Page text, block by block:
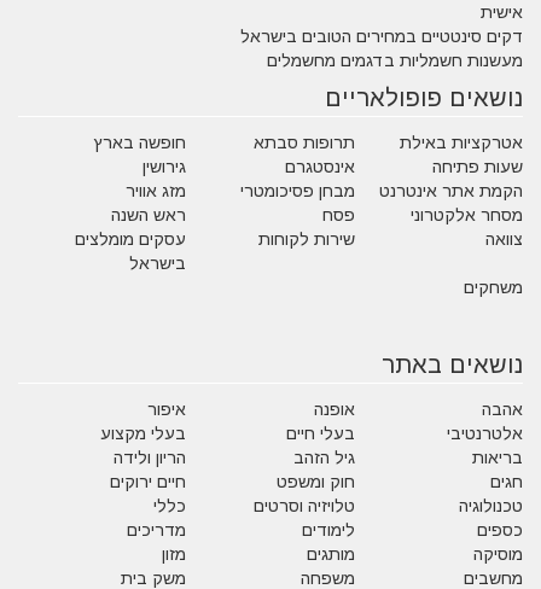
אישית
דקים סינטטיים במחירים הטובים בישראל
מעשנות חשמליות בדגמים מחשמלים
נושאים פופולאריים
אטרקציות באילת תרופות סבתא
חופשה בארץ
שעות פתיחה
אינסטגרם
גירושין
הקמת אתר אינטרנט
מבחן פסיכומטרי
מזג אוויר
מסחר אלקטרוני
פסח
ראש השנה
צוואה
שירות לקוחות
עסקים מומלצים
בישראל
משחקים
נושאים באתר
אהבה אופנה
איפור
אלטרנטיבי
בעלי חיים
בעלי מקצוע
בריאות
גיל הזהב
הריון ולידה
חגים
חוק ומשפט
חיים ירוקים
טכנולוגיה
טלויזיה וסרטים
כללי
כספים
לימודים
מדריכים
מוסיקה
מותגים
מזון
מחשבים
משפחה משק בית